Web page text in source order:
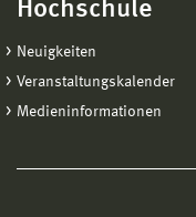
Hochschule
Neuigkeiten
Veranstaltungskalender
Medieninformationen